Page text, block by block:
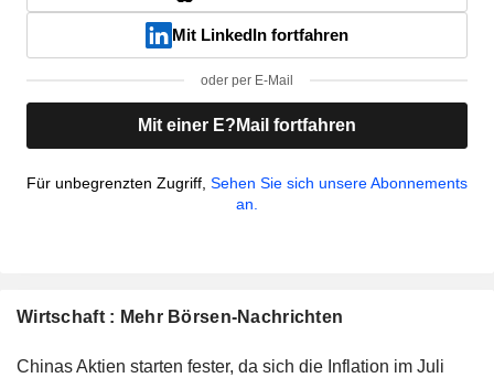
Mit LinkedIn fortfahren
oder per E-Mail
Mit einer E?Mail fortfahren
Für unbegrenzten Zugriff, Sehen Sie sich unsere Abonnements
an.
Wirtschaft : Mehr Börsen-Nachrichten
Chinas Aktien starten fester, da sich die Inflation im Juli